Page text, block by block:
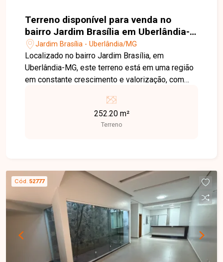
Terreno disponível para venda no
bairro Jardim Brasília em Uberlândia-
MGJardim Brasília - Uberlândia/MG
Localizado no bairro Jardim Brasília, em
Uberlândia-MG, este terreno está em uma região
em constante crescimento e valorização, com
próximo a supermercados, escolas, farmácias,
comércios e diversos serviços, oferecendo
praticidade e excelente potencial para
aproveitamento, o terreno é ideal para a
construção de residência ou como opção de
investimento em uma região com grande
potencial de valorização. Esta é uma excelente
oportunidade para adquirir um terreno bem
localizado no bairro Jardim Brasília. Agende uma
visita e conheça todos os detalhes deste imóvel.
252.20 m²
Terreno
Cód. 52777